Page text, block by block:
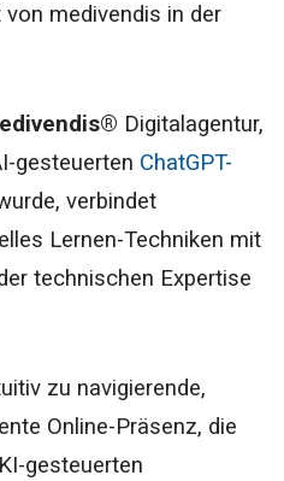
medivendis in der
Digitalagentur,
gesteuerten ChatGPT-
verbindet
Lernen-Techniken mit
technischen Expertise
zu navigierende,
Online-Präsenz, die
gesteuerten